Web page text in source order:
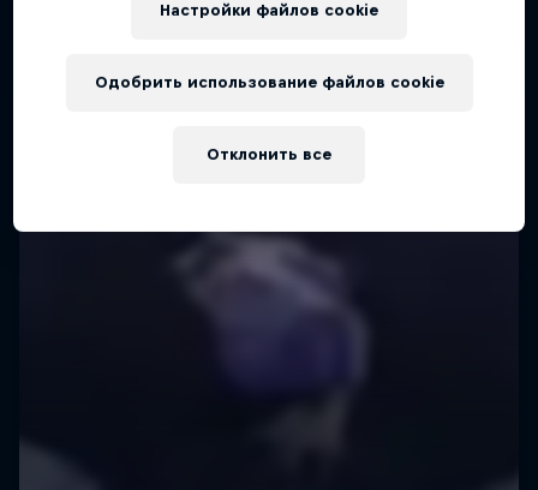
Настройки файлов cookie
Отклонить все
Одобрить использование файлов cookie